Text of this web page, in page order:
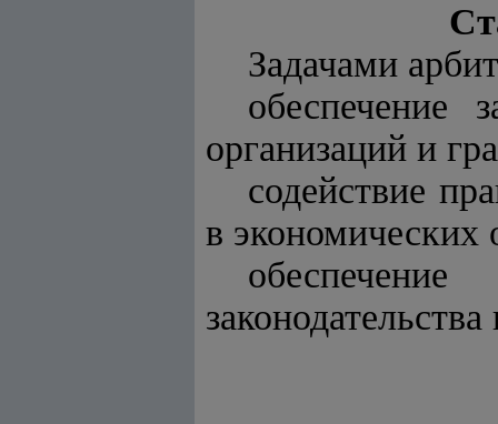
Задачами
обеспечение
организаций и
содействие
в экономических